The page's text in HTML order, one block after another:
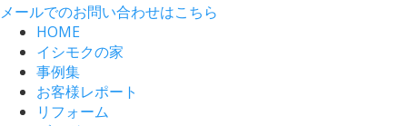
メールでのお問い合わせはこちら
HOME
イシモクの家
事例集
お客様レポート
リフォーム